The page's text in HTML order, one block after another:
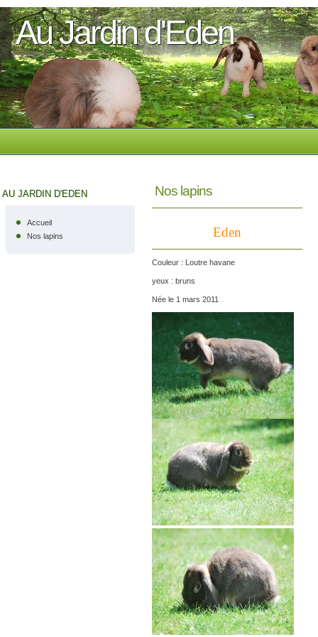
Au Jardin d'Eden
AU JARDIN D'EDEN
Accueil
Nos lapins
Nos lapins
Eden
Couleur : Loutre havane
yeux : bruns
Née le 1 mars 2011